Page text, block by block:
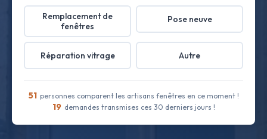
Remplacement de
fenêtres
Pose neuve
Réparation vitrage Autre
51 personnes comparent les artisans fenêtres en ce moment !
19 demandes transmises ces 30 derniers jours !